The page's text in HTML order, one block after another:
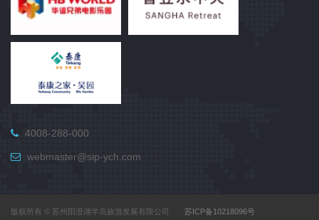
4008-288-000
webmaster@sip-ych.com
版权所有 © 苏州阳澄湖半岛旅游发展有限公司. 苏ICP备10218096号